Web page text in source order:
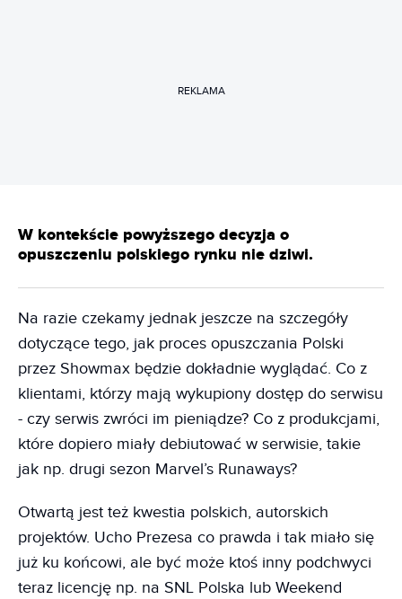
REKLAMA
W kontekście powyższego decyzja o
opuszczeniu polskiego rynku nie dziwi.
Na razie czekamy jednak jeszcze na szczegóły
dotyczące tego, jak proces opuszczania Polski
przez Showmax będzie dokładnie wyglądać. Co z
klientami, którzy mają wykupiony dostęp do serwisu
- czy serwis zwróci im pieniądze? Co z produkcjami,
które dopiero miały debiutować w serwisie, takie
jak np. drugi sezon Marvel’s Runaways?
Otwartą jest też kwestia polskich, autorskich
projektów. Ucho Prezesa co prawda i tak miało się
już ku końcowi, ale być może ktoś inny podchwyci
teraz licencję np. na SNL Polska lub Weekend